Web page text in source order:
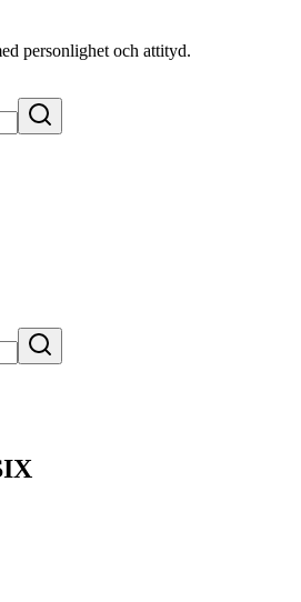
personlighet och attityd.